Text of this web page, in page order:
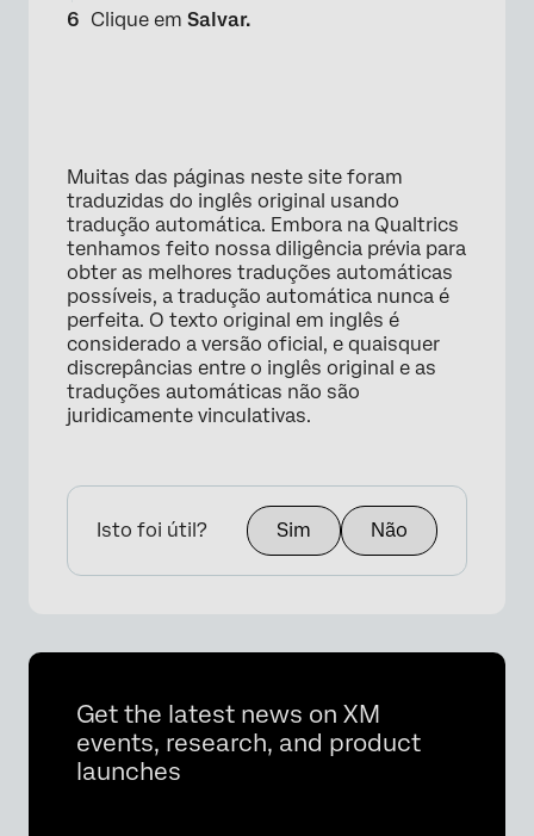
Clique em Salvar.
Muitas das páginas neste site foram
traduzidas do inglês original usando
tradução automática. Embora na Qualtrics
tenhamos feito nossa diligência prévia para
obter as melhores traduções automáticas
possíveis, a tradução automática nunca é
perfeita. O texto original em inglês é
considerado a versão oficial, e quaisquer
discrepâncias entre o inglês original e as
traduções automáticas não são
juridicamente vinculativas.
Isto foi útil? Sim Não
Get the latest news on XM
events, research, and product
launches